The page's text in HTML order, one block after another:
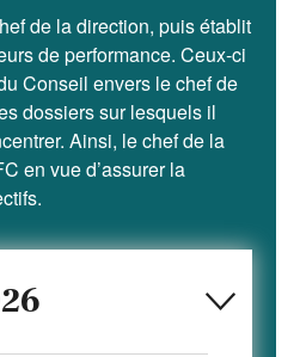
de la direction, puis établit
de performance. Ceux-ci
Conseil envers le chef de
dossiers sur lesquels il
Ainsi, le chef de la
en vue d’assurer la